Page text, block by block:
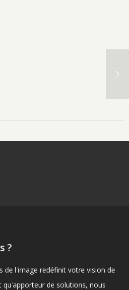
?
de l'image redéfinit votre vision de
qu'apporteur de solutions, nous